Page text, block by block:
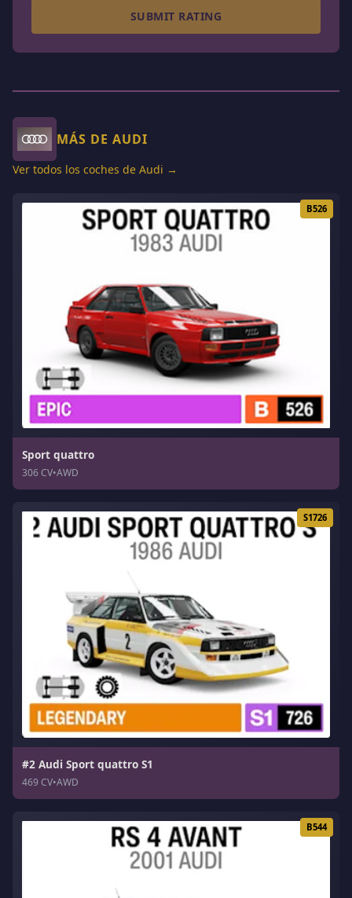
SUBMIT RATING
MÁS DE AUDI
Ver todos los coches de Audi →
B526
Sport quattro
306 CV•AWD
S1726
#2 Audi Sport quattro S1
469 CV•AWD
B544